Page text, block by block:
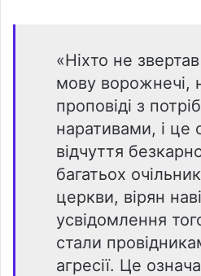
«Ніхто не
мову ворожнечі,
проповіді з
наративами, і це
відчуття
багатьох
церкви, вірян
усвідомлення
стали
агресії. Це